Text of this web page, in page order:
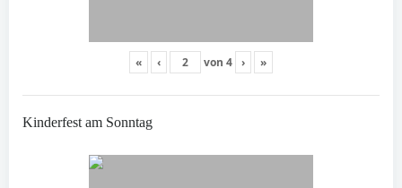
« ‹ von 4 › »
Kinderfest am Sonntag